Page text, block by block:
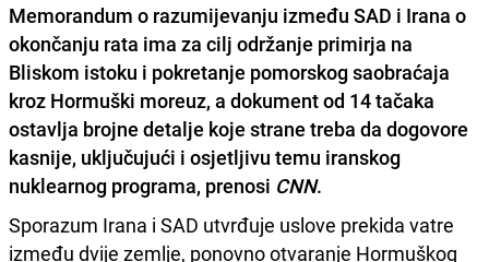
Memorandum o razumijevanju između SAD i Irana o
okončanju rata ima za cilj održanje primirja na
Bliskom istoku i pokretanje pomorskog saobraćaja
kroz Hormuški moreuz, a dokument od 14 tačaka
ostavlja brojne detalje koje strane treba da dogovore
kasnije, uključujući i osjetljivu temu iranskog
nuklearnog programa, prenosi CNN.
Sporazum Irana i SAD utvrđuje uslove prekida vatre
između dvije zemlje, ponovno otvaranje Hormuškog